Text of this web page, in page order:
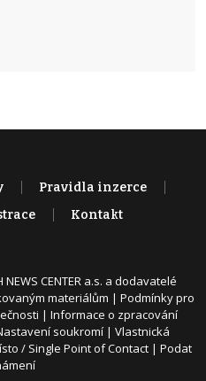
Pravidla inzerce
Kontakt
CENTER a.s. a dodavatelé
materiálům | Podmínky pro
| Informace o zpracování
soukromí | Vlastnická
/ Single Point of Contact | Podat